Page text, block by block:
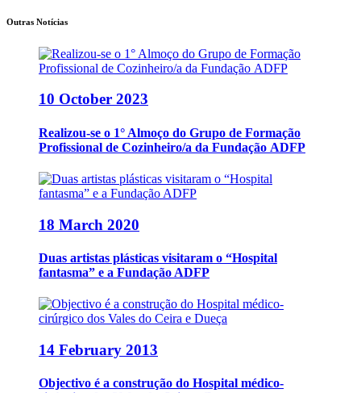
Outras Notícias
10 October 2023
Realizou-se o 1° Almoço do Grupo de Formação
Profissional de Cozinheiro/a da Fundação ADFP
18 March 2020
Duas artistas plásticas visitaram o “Hospital
fantasma” e a Fundação ADFP
14 February 2013
Objectivo é a construção do Hospital médico-